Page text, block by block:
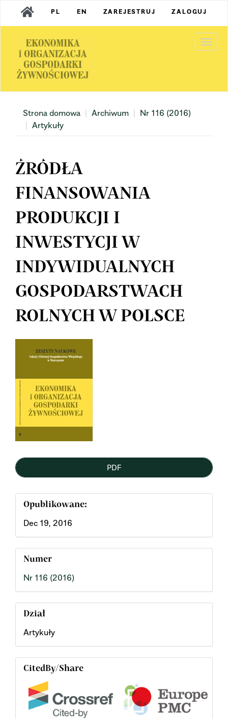
Main
Navigation
Content
Sidebar
PL EN ZAREJESTRUJ ZALOGUJ
Strona domowa Archiwum
Nr 116 (2016)
Artykuły
ŹRÓDŁA
FINANSOWANIA
PRODUKCJI I
INWESTYCJI W
INDYWIDUALNYCH
GOSPODARSTWACH
ROLNYCH W POLSCE
Article
Sidebar
PDF
Opublikowane:
Dec 19, 2016
Numer
Nr 116 (2016)
Dział
Artykuły
CitedBy/Share